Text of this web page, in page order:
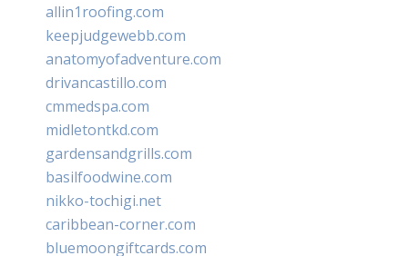
allin1roofing.com
keepjudgewebb.com
anatomyofadventure.com
drivancastillo.com
cmmedspa.com
midletontkd.com
gardensandgrills.com
basilfoodwine.com
nikko-tochigi.net
caribbean-corner.com
bluemoongiftcards.com